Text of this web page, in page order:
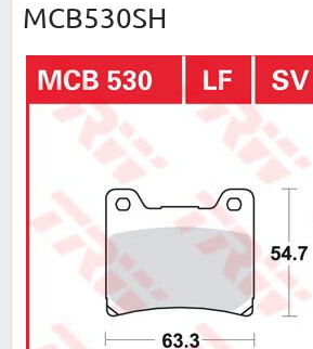
MCB530SH